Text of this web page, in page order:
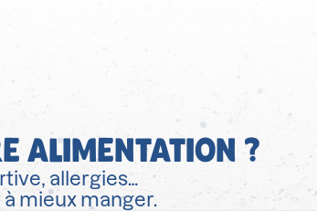
ALIMENTATION ?
allergies…
mieux manger.